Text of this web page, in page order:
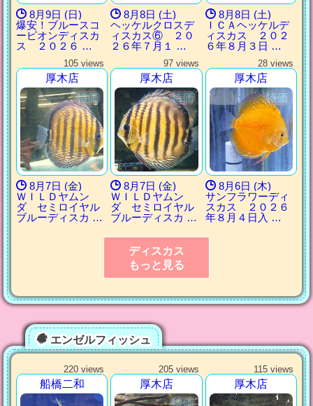
8月9日 (日)
爆安！ブルースコ
ーピオンディスカ
ス ２０２６ …
8月8日 (土)
ヘッケルクロスデ
ィスカス⑥ ２０
２６年７月１ …
8月8日 (土)
ＩＣＡヘッケルデ
ィスカス ２０２
６年８月３日 …
105 views
厚木店
8月7日 (金)
ＷＩＬＤヤムン
ダ セミロイヤル
ブルーディスカ …
97 views
厚木店
8月7日 (金)
ＷＩＬＤヤムン
ダ セミロイヤル
ブルーディスカ …
28 views
厚木店
8月6日 (木)
サンフラワーディ
スカス ２０２６
年８月４日入 …
ディスカス
もっと見る
エンゼルフィッシュ
220 views
船橋二和
205 views
厚木店
115 views
厚木店